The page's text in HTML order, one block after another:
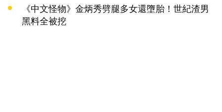
《中文怪物》金炳秀劈腿多女還墮胎！世紀渣男
黑料全被挖